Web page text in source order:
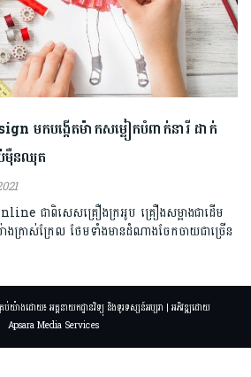
មកបង្កើតម៉ាកសម្លៀកបំពាក់នារី ដាក់
ម៉ឺនឈុត
ជាពិសេសគ្រឿងក្រអូប គ្រឿងសម្អាងជាដើម
ក្រាស់ក្រែល ថែមទាំងមានដំណាងចែកចាយជាច្រើន
យ៉ាងដោយ៖ អគ្គនាយកដ្ឋានវិទ្យុ និងទូរទស្សន៍អប្សរា | អភិវឌ្ឍដោយ
Apsara Media Services